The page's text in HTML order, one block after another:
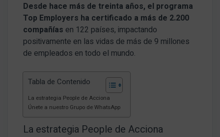
Desde hace más de treinta años, el programa
Top Employers ha certificado a más de 2.200
compañías en 122 países, impactando
positivamente en las vidas de más de 9 millones
de empleados en todo el mundo.
Tabla de Contenido
La estrategia People de Acciona
Únete a nuestro Grupo de WhatsApp
La estrategia People de Acciona